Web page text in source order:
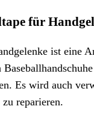
für
ist eine
Es wird auch
reparieren.